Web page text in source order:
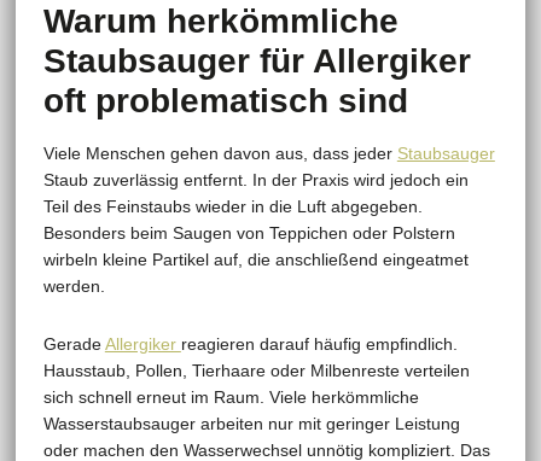
Warum herkömmliche
Staubsauger für Allergiker
oft problematisch sind
Viele Menschen gehen davon aus, dass jeder Staubsauger
Staub zuverlässig entfernt. In der Praxis wird jedoch ein
Teil des Feinstaubs wieder in die Luft abgegeben.
Besonders beim Saugen von Teppichen oder Polstern
wirbeln kleine Partikel auf, die anschließend eingeatmet
werden.
GeradeAllergiker reagieren darauf häufig empfindlich.
Hausstaub, Pollen, Tierhaare oder Milbenreste verteilen
sich schnell erneut im Raum. Viele herkömmliche
Wasserstaubsauger arbeiten nur mit geringer Leistung
oder machen den Wasserwechsel unnötig kompliziert. Das